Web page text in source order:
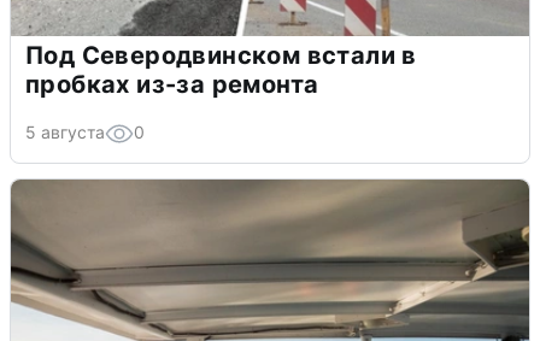
Под Северодвинском встали в
пробках из-за ремонта
5 августа 0